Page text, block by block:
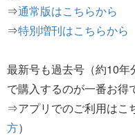
⇒通常版はこちらから
⇒特別増刊はこちらから
最新号も過去号（約10
で購入するのが一番お得
⇒アプリでのご利用はこ
方）